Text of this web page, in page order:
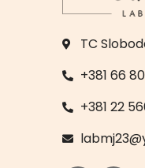
TC
+381 66
+381 22